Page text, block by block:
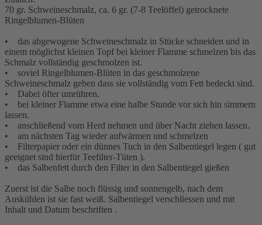
70 gr. Schweineschmalz, ca. 6 gr. (7-8 Teelöffel) getrocknete
Ringelblumen-Blüten
• das abgewogene Schweineschmalz in Stücke schneiden und in
einem möglichst kleinen Topf bei kleiner Flamme schmelzen bis das
Schmalz vollständig geschmolzen ist.
• soviel Ringelblumen-Blüten in das geschmolzene
Schweineschmalz geben dass sie vollständig vom Fett bedeckt sind.
• Dabei öfter umrühren.
• bei kleiner Flamme etwa eine halbe Stunde vor sich hin simmern
lassen.
• anschließend vom Herd nehmen und über Nacht ziehen lassen.
• am nächsten Tag wieder aufwärmen und schmelzen
• Filterpapier oder ein dünnes Tuch in den Salbentiegel legen ( gut
geeignet sind hierfür Teefilter-Tüten ).
• das Salbenfett durch den Filter in den Salbentiegel gießen
Zuerst ist die Salbe noch flüssig und sonnengelb, nach dem
Auskühlen ist sie fast weiß. Salbentiegel verschliessen und mit
Inhalt und Datum beschriften .